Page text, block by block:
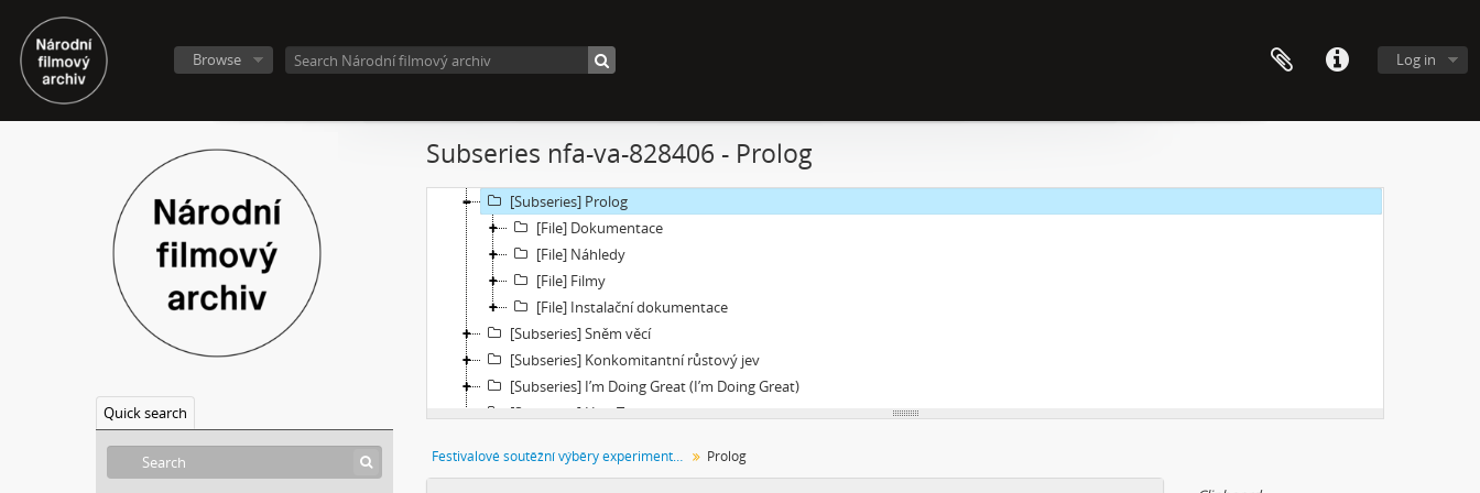
Log in
Browse
Quick search
Subseries nfa-va-828406 - Prolog
[Subseries] Pelvic Chain
[Subseries] Perplexity
[Subseries] Plasma
[Subseries] Promiň
[Subseries] Prolog
[File] Dokumentace
[File] Náhledy
[File] Filmy
[File] Instalační dokumentace
[Subseries] Sněm věcí
[Subseries] Konkomitantní růstový jev
[Subseries] I’m Doing Great (I’m Doing Great)
[Subseries] Hun Tun
[Subseries] Pyramida
Festivalové soutěžní výběry experimentálního filmu a videoartu Prolog